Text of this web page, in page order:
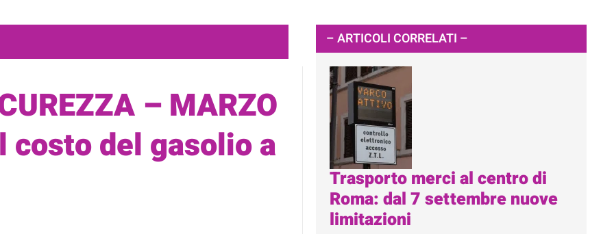
– MARZO
costo del gasolio a
– ARTICOLI CORRELATI –
Trasporto merci al centro di
Roma: dal 7 settembre nuove
limitazioni